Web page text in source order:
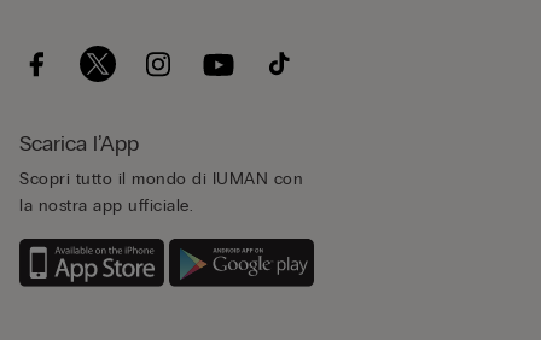
Scarica l’App
Scopri tutto il mondo di IUMAN con
la nostra app ufficiale.